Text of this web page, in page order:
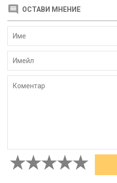
ОСТАВИ МНЕНИЕ